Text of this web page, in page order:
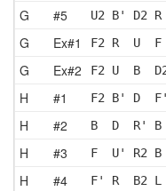
G #5 U2 B' D2
G Ex#1 F2 R  U
G Ex#2 F2 U  B
H #1 F2 B' D
H #2 B  D  R'
H #3 F  U' R2
H #4 F' R  B2 L